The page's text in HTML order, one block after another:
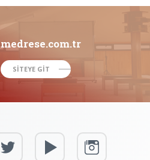
medrese.com.tr
SİTEYE GİT